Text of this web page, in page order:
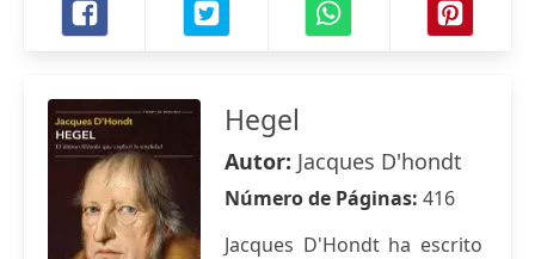
Hegel
Autor: Jacques D'hondt
Número de Páginas: 416
Jacques D'Hondt ha escrito